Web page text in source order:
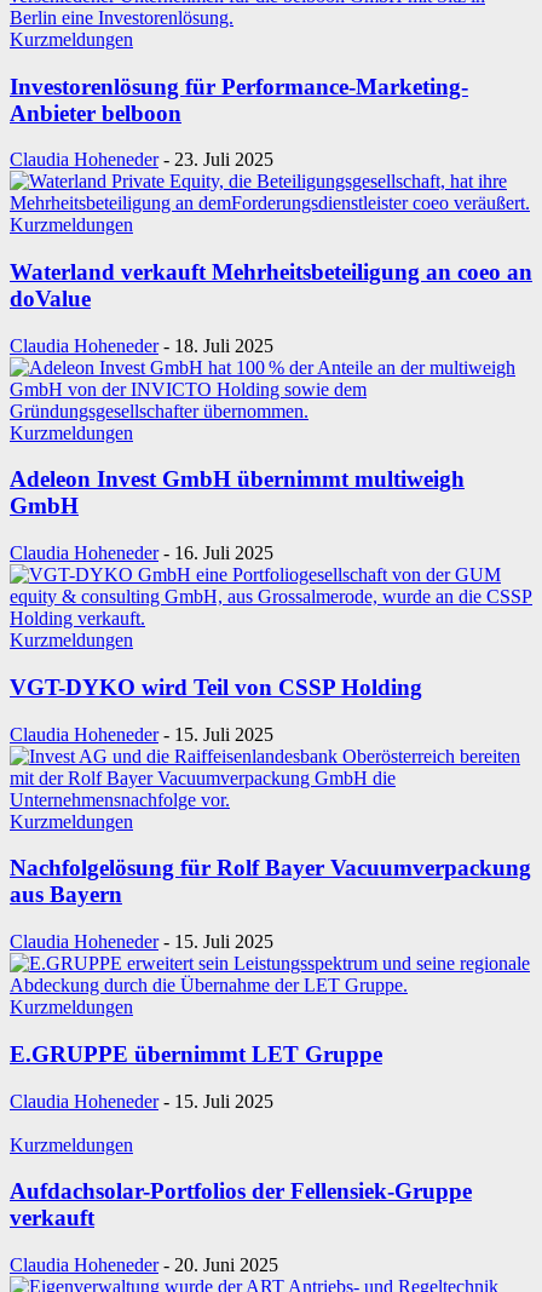
Kurzmeldungen
Investorenlösung für Performance-Marketing-
Anbieter belboon
Claudia Hoheneder - 23. Juli 2025
Kurzmeldungen
Waterland verkauft Mehrheitsbeteiligung an coeo an
doValue
Claudia Hoheneder - 18. Juli 2025
Kurzmeldungen
Adeleon Invest GmbH übernimmt multiweigh
GmbH
Claudia Hoheneder - 16. Juli 2025
Kurzmeldungen
VGT-DYKO wird Teil von CSSP Holding
Claudia Hoheneder - 15. Juli 2025
Kurzmeldungen
Nachfolgelösung für Rolf Bayer Vacuumverpackung
aus Bayern
Claudia Hoheneder - 15. Juli 2025
Kurzmeldungen
E.GRUPPE übernimmt LET Gruppe
Claudia Hoheneder - 15. Juli 2025
Kurzmeldungen
Aufdachsolar-Portfolios der Fellensiek-Gruppe
verkauft
Claudia Hoheneder - 20. Juni 2025